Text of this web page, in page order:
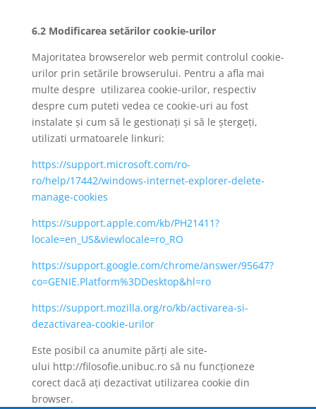
6.2 Modificarea setărilor cookie-urilor
Majoritatea browserelor web permit controlul cookie-
urilor prin setările browserului. Pentru a afla mai
multe despre utilizarea cookie-urilor, respectiv
despre cum puteti vedea ce cookie-uri au fost
instalate și cum să le gestionați și să le ștergeți,
utilizati urmatoarele linkuri:
https://support.microsoft.com/ro-
ro/help/17442/windows-internet-explorer-delete-
manage-cookies
https://support.apple.com/kb/PH21411?
locale=en_US&viewlocale=ro_RO
https://support.google.com/chrome/answer/95647?
co=GENIE.Platform%3DDesktop&hl=ro
https://support.mozilla.org/ro/kb/activarea-si-
dezactivarea-cookie-urilor
Este posibil ca anumite părți ale site-
ului http://filosofie.unibuc.ro să nu funcționeze
corect dacă ați dezactivat utilizarea cookie din
browser.